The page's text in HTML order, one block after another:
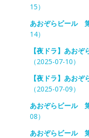
15）
あおぞらビール
14）
【夜ドラ】あお
（2025-07-10）
【夜ドラ】あお
（2025-07-09）
あおぞらビール
08）
あおぞらビール